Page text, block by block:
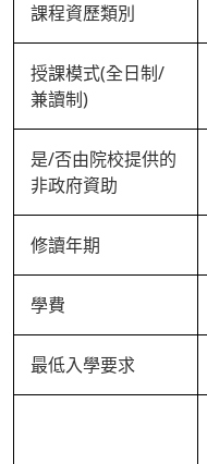
課程資歷類別
授課模式(全日制/
兼讀制)
是/否由院校提供的
非政府資助
修讀年期
學費
最低入學要求